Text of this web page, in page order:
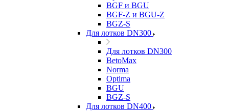
BGF и BGU
BGF-Z и BGU-Z
BGZ-S
Для лотков DN300
Для лотков DN300
BetoMax
Norma
Optima
BGU
BGZ-S
Для лотков DN400